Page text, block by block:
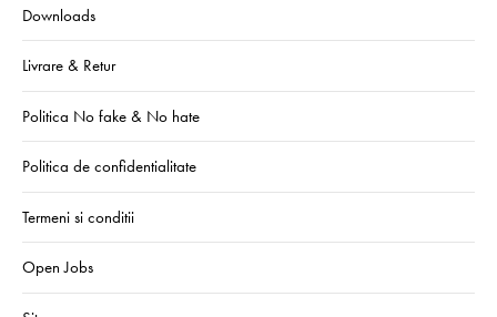
Downloads
Livrare & Retur
Politica No fake & No hate
Politica de confidentialitate
Termeni si conditii
Open Jobs